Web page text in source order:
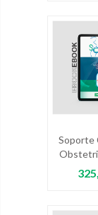
Soporte